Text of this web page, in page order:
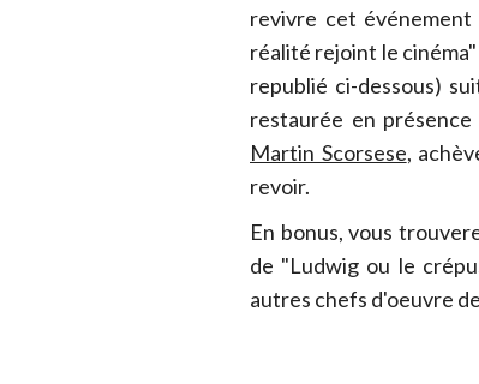
revivre cet événement
réalité rejoint le
republié ci-dessous)
restaurée en
Martin Scorsese,
revoir.
En bonus, vous
de "Ludwig ou le
autres chefs d'oeuvre